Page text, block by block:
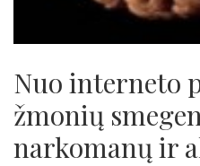
Nuo interneto
žmonių
narkomanų ir